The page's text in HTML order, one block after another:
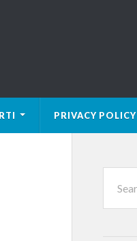
PRIVACY POLICY